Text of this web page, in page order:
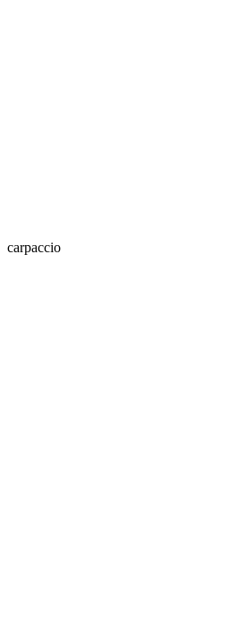
carpaccio